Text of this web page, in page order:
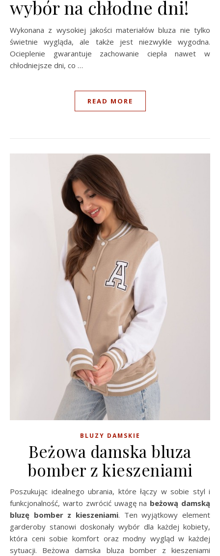
wybór na chłodne dni!
Wykonana z wysokiej jakości materiałów bluza nie tylko
świetnie wygląda, ale także jest niezwykle wygodna.
Ocieplenie gwarantuje zachowanie ciepła nawet w
chłodniejsze dni, co …
READ MORE
BLUZY DAMSKIE
Beżowa damska bluza
bomber z kieszeniami
Poszukując idealnego ubrania, które łączy w sobie styl i
funkcjonalność, warto zwrócić uwagę na beżową damską
bluzę bomber z kieszeniami. Ten wyjątkowy element
garderoby stanowi doskonały wybór dla każdej kobiety,
która ceni sobie komfort oraz modny wygląd w każdej
sytuacji. Beżowa damska bluza bomber z kieszeniami